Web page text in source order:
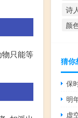
只能等
诗
颜
猜你
明
虚